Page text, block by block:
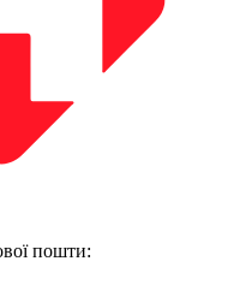
пошти: